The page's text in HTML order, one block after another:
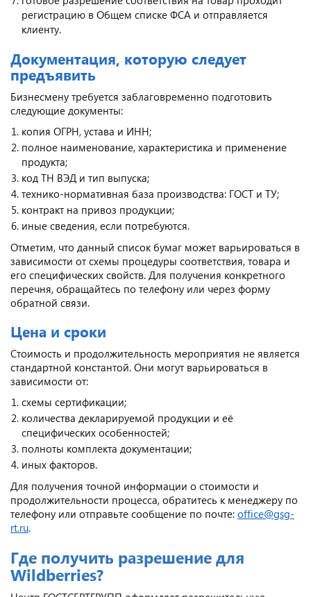
регистрацию в Общем списке ФСА и отправляется
клиенту.
Документация, которую следует
предъявить
Бизнесмену требуется заблаговременно подготовить
следующие документы:
копия ОГРН, устава и ИНН;
полное наименование, характеристика и применение
продукта;
код ТН ВЭД и тип выпуска;
технико-нормативная база производства: ГОСТ и ТУ;
контракт на привоз продукции;
иные сведения, если потребуются.
Отметим, что данный список бумаг может варьироваться в
зависимости от схемы процедуры соответствия, товара и
его специфических свойств. Для получения конкретного
перечня, обращайтесь по телефону или через форму
обратной связи.
Цена и сроки
Стоимость и продолжительность мероприятия не является
стандартной константой. Они могут варьироваться в
зависимости от:
схемы сертификации;
количества декларируемой продукции и её
специфических особенностей;
полноты комплекта документации;
иных факторов.
Для получения точной информации о стоимости и
продолжительности процесса, обратитесь к менеджеру по
телефону или отправьте сообщение по почте: office@gsg-
rt.ru.
Где получить разрешение для
Wildberries?